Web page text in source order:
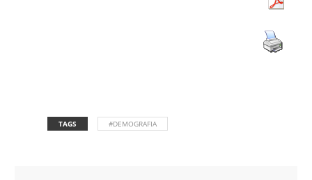
TAGS #DEMOGRAFIA